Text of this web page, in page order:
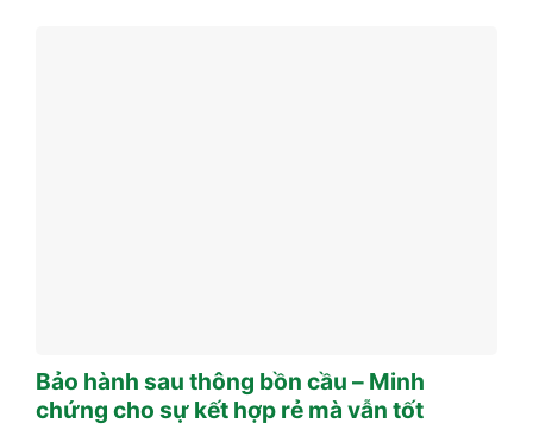
Bảo hành sau thông bồn cầu – Minh
chứng cho sự kết hợp rẻ mà vẫn tốt